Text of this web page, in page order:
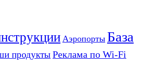
Аэропорты База
продуктыРеклама по Wi-Fi